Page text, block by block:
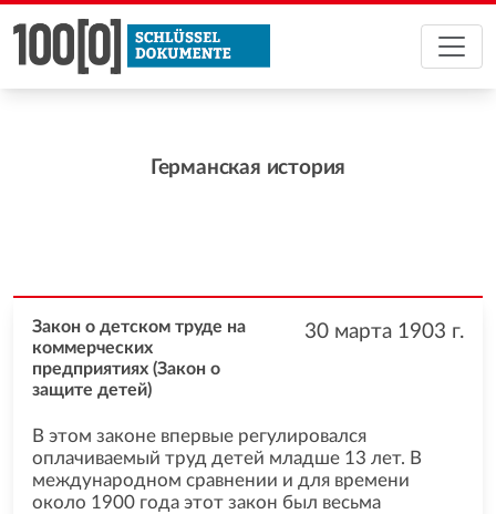
Германская история
30 марта 1903 г.
Закон о детском труде на
коммерческих
предприятиях (Закон о
защите детей)
В этом законе впервые регулировался
оплачиваемый труд детей младше 13 лет. В
международном сравнении и для времени
около 1900 года этот закон был весьма